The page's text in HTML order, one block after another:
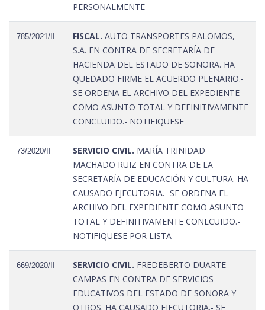
PERSONALMENTE
785/2021/II FISCAL. AUTO TRANSPORTES PALOMOS,
S.A. EN CONTRA DE SECRETARÍA DE
HACIENDA DEL ESTADO DE SONORA. HA
QUEDADO FIRME EL ACUERDO PLENARIO.-
SE ORDENA EL ARCHIVO DEL EXPEDIENTE
COMO ASUNTO TOTAL Y DEFINITIVAMENTE
CONCLUIDO.- NOTIFIQUESE
73/2020/II SERVICIO CIVIL. MARÍA TRINIDAD
MACHADO RUIZ EN CONTRA DE LA
SECRETARÍA DE EDUCACIÓN Y CULTURA. HA
CAUSADO EJECUTORIA.- SE ORDENA EL
ARCHIVO DEL EXPEDIENTE COMO ASUNTO
TOTAL Y DEFINITIVAMENTE CONLCUIDO.-
NOTIFIQUESE POR LISTA
669/2020/II SERVICIO CIVIL. FREDEBERTO DUARTE
CAMPAS EN CONTRA DE SERVICIOS
EDUCATIVOS DEL ESTADO DE SONORA Y
OTROS. HA CAUSADO EJECUTORIA.- SE